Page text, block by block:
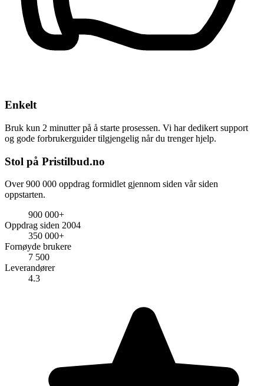
Enkelt
Bruk kun 2 minutter på å starte prosessen. Vi har dedikert support
og gode forbrukerguider tilgjengelig når du trenger hjelp.
Stol på Pristilbud.no
Over 900 000 oppdrag formidlet gjennom siden vår siden
oppstarten.
900 000+
Oppdrag siden 2004
350 000+
Fornøyde brukere
7 500
Leverandører
4.3